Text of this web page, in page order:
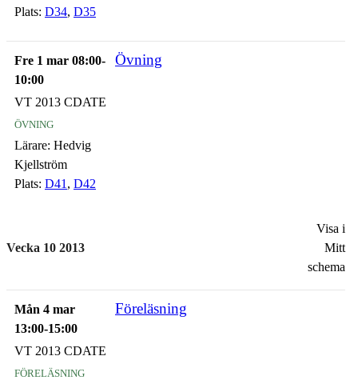
Plats: D34, D35
Fre 1 mar 08:00-
10:00
Övning
VT 2013 CDATE
övning
Lärare: Hedvig
Kjellström
Plats: D41 , D42
Vecka 10 2013
Visa i
Mitt
schema
Mån 4 mar
13:00-15:00
Föreläsning
VT 2013 CDATE
föreläsning